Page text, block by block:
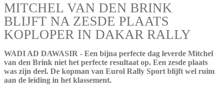
MITCHEL VAN DEN BRINK
BLIJFT NA ZESDE PLAATS
KOPLOPER IN DAKAR RALLY
WADI AD DAWASIR - Een bijna perfecte dag leverde Mitchel
van den Brink niet het perfecte resultaat op. Een zesde plaats
was zijn deel. De kopman van Eurol Rally Sport blijft wel ruim
aan de leiding in het klassement.